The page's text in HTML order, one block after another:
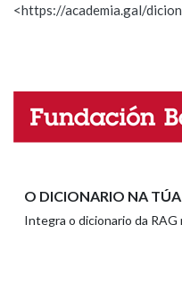
Pertence a
Propoño mellorar a
Nome
<https://academia.gal/
O DICIONARIO NA
Integra o dicionario da RAG